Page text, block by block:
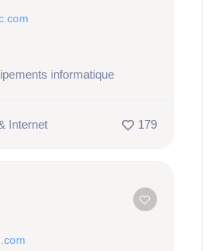
informatique
Internet 179